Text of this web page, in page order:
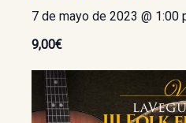
7 de mayo de 2023 @ 1:00
9,00€